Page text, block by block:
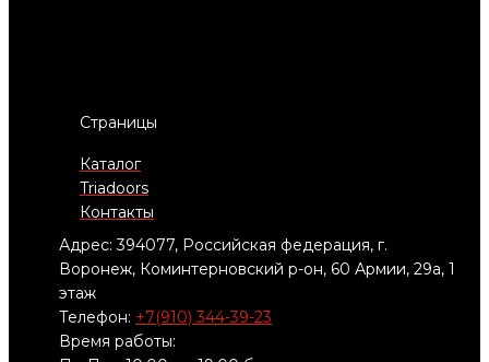
Страницы
Каталог
Triadoors
Контакты
Адрес: 394077, Российская федерация, г.
Воронеж, Коминтерновский р-он, 60 Армии, 29а, 1
этаж
Телефон: +7(910) 344-39-23
Время работы: